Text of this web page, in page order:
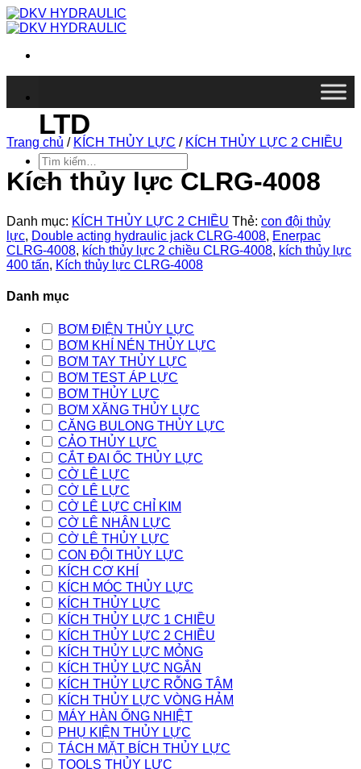
Chuyển
đến
dung
LTD
Tìm
kiếm:
Trang chủ / KÍCH THỦY LỰC / KÍCH THỦY LỰC 2 CHIỀU
Kích thủy lực CLRG-4008
Danh mục: KÍCH THỦY LỰC 2 CHIỀU Thẻ: con đội thủy
lực, Double acting hydraulic jack CLRG-4008, Enerpac
CLRG-4008, kích thủy lực 2 chiều CLRG-4008, kích thủy lực
400 tấn, Kích thủy lực CLRG-4008
Danh mục
BƠM ĐIỆN THỦY LỰC
BƠM KHÍ NÉN THỦY LỰC
BƠM TAY THỦY LỰC
BƠM TEST ÁP LỰC
BƠM THỦY LỰC
BƠM XĂNG THỦY LỰC
CĂNG BULONG THỦY LỰC
CẢO THỦY LỰC
CẮT ĐAI ỐC THỦY LỰC
CỜ LÊ LỰC
CỜ LÊ LỰC
CỜ LÊ LỰC CHỈ KIM
CỜ LÊ NHÂN LỰC
CỜ LÊ THỦY LỰC
CON ĐỘI THỦY LỰC
KÍCH CƠ KHÍ
KÍCH MÓC THỦY LỰC
KÍCH THỦY LỰC
KÍCH THỦY LỰC 1 CHIỀU
KÍCH THỦY LỰC 2 CHIỀU
KÍCH THỦY LỰC MỎNG
KÍCH THỦY LỰC NGẮN
KÍCH THỦY LỰC RỖNG TÂM
KÍCH THỦY LỰC VÒNG HẢM
MÁY HÀN ỐNG NHIỆT
PHỤ KIỆN THỦY LỰC
TÁCH MẶT BÍCH THỦY LỰC
TOOLS THỦY LỰC